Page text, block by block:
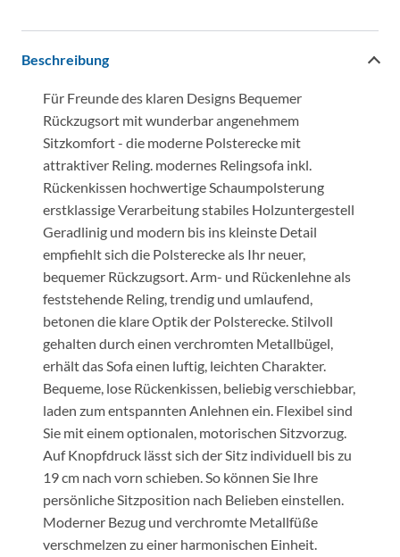
Beschreibung
Für Freunde des klaren Designs Bequemer
Rückzugsort mit wunderbar angenehmem
Sitzkomfort - die moderne Polsterecke mit
attraktiver Reling. modernes Relingsofa inkl.
Rückenkissen hochwertige Schaumpolsterung
erstklassige Verarbeitung stabiles Holzuntergestell
Geradlinig und modern bis ins kleinste Detail
empfiehlt sich die Polsterecke als Ihr neuer,
bequemer Rückzugsort. Arm- und Rückenlehne als
feststehende Reling, trendig und umlaufend,
betonen die klare Optik der Polsterecke. Stilvoll
gehalten durch einen verchromten Metallbügel,
erhält das Sofa einen luftig, leichten Charakter.
Bequeme, lose Rückenkissen, beliebig verschiebbar,
laden zum entspannten Anlehnen ein. Flexibel sind
Sie mit einem optionalen, motorischen Sitzvorzug.
Auf Knopfdruck lässt sich der Sitz individuell bis zu
19 cm nach vorn schieben. So können Sie Ihre
persönliche Sitzposition nach Belieben einstellen.
Moderner Bezug und verchromte Metallfüße
verschmelzen zu einer harmonischen Einheit.